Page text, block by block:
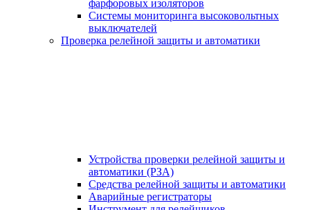
фарфоровых изоляторов
Системы мониторинга высоковольтных
выключателей
Проверка релейной защиты и автоматики
Устройства проверки релейной защиты и
автоматики (РЗА)
Средства релейной защиты и автоматики
Аварийные регистраторы